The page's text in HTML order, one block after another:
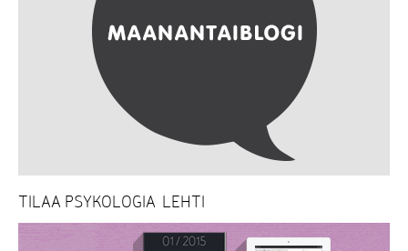
TILAA PSYKOLOGIA-LEHTI